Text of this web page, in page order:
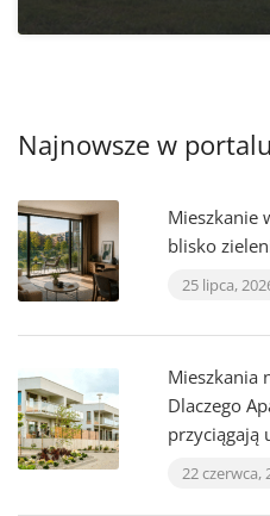
Najnowsze w portalu
Mieszkanie
blisko
25 lipca,
Mieszkania
Dlaczego
przyciągają
22 czerwca,